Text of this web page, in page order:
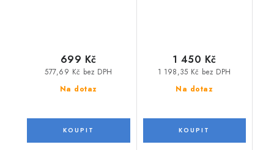
Na dotaz
577,69 Kč bez DPH
699 Kč
Na dotaz
1 198,35 Kč bez DPH
1 450 Kč